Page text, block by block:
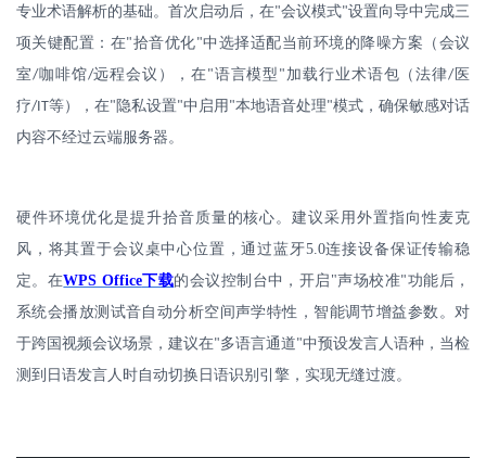
专业术语解析的基础。首次启动后，在"会议模式"设置向导中完成三
项关键配置：在"拾音优化"中选择适配当前环境的降噪方案（会议
室/咖啡馆/远程会议），在"语言模型 " 加载行业术语包（法律/医
疗/IT等），在" 隐私设置"中启用 "本地语音处理"模式，确保敏感对话
内容不经过云端服务器。
硬件环境优化是提升拾音质量的核心。建议采用外置指向性麦克
风，将其置于会议桌中心位置，通过蓝牙5.0连接设备保证传输稳
定。在WPS Office下载的会议控制台中，开启 "声场校准"功能后，
系统会播放测试音自动分析空间声学特性，智能调节增益参数。对
于跨国视频会议场景，建议在"多语言通道"中预设发言人语种，当检
测到日语发言人时自动切换日语识别引擎，实现无缝过渡。